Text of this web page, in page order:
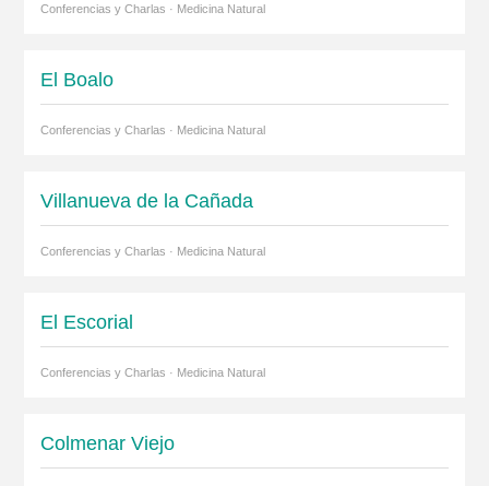
Conferencias y Charlas · Medicina Natural
El Boalo
Conferencias y Charlas · Medicina Natural
Villanueva de la Cañada
Conferencias y Charlas · Medicina Natural
El Escorial
Conferencias y Charlas · Medicina Natural
Colmenar Viejo